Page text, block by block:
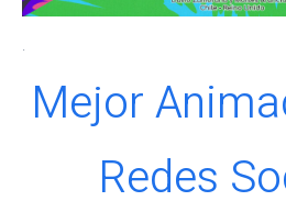
.
Mejor
Redes